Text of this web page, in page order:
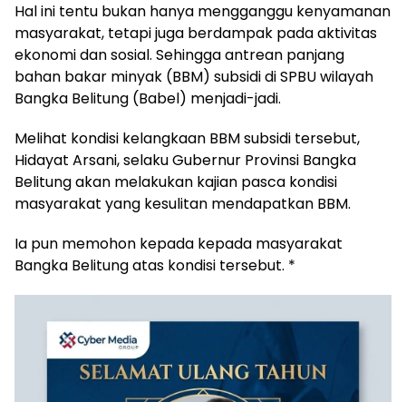
‎Hal ini tentu bukan hanya mengganggu kenyamanan
masyarakat, tetapi juga berdampak pada aktivitas
ekonomi dan sosial. Sehingga antrean panjang
bahan bakar minyak (BBM) subsidi di SPBU wilayah
Bangka Belitung (Babel) menjadi-jadi.
‎Melihat kondisi kelangkaan BBM subsidi tersebut,
Hidayat Arsani, selaku Gubernur Provinsi Bangka
Belitung akan melakukan kajian pasca kondisi
masyarakat yang kesulitan mendapatkan BBM.
‎Ia pun memohon kepada kepada masyarakat
Bangka Belitung atas kondisi tersebut. *